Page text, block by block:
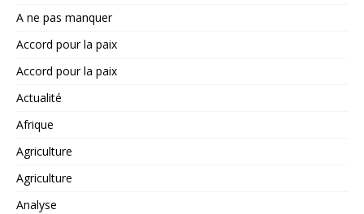
A ne pas manquer
Accord pour la paix
Accord pour la paix
Actualité
Afrique
Agriculture
Agriculture
Analyse